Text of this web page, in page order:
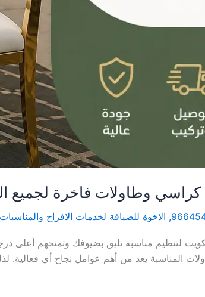
وطاولات فاخرة لجميع
, الاخوة للضيافة لخدمات الافراح والمناسبات 96645468
لتنظيم مناسبة تليق بضيوفك وتمنحهم أعلى
المناسبة يعد من أهم عوامل نجاح أي